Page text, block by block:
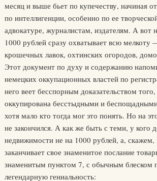
месяц и выше бьет по купечеству, начиная
по интеллигенции, особенно по ее
адвокатуре, журналистам, издателям. А вот
1000 рублей сразу охватывает всю мелкоту
крошечных лавок, охтинских огородов,
Этот документ по духу и содержанию
немецких оккупационных властей по
него веет бесспорным доказательством
оккупирована бесстыдными и беспощадными
хотя мало кто тогда мог это понять. Но на
не закончился. А как же быть с теми, у кого
недвижимости не на 1000 рублей, а,
заканчивает свое знаменитое послание
знаменитым пунктом 7, с обычным блеском
легендарную гениальность: